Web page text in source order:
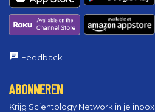
Feedback
ABONNEREN
Krijg Scientology Network in je inbox